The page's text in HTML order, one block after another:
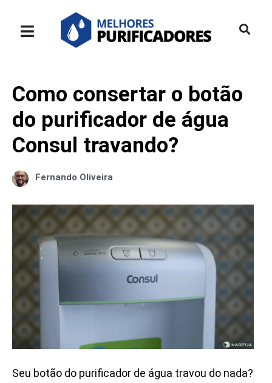
Como consertar o botão
do purificador de água
Consul travando?
Fernando Oliveira
Seu botão do purificador de água travou do nada?